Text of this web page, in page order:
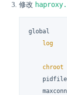
修改
global
log
chroot